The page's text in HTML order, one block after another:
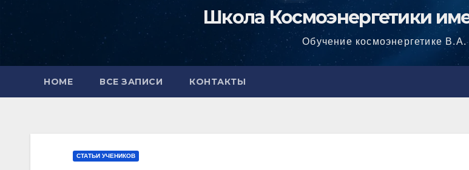
Школа Космоэнергетики
Обучение космоэнергетике В.А.
HOME ВСЕ ЗАПИСИ КОНТАКТЫ
СТАТЬИ УЧЕНИКОВ